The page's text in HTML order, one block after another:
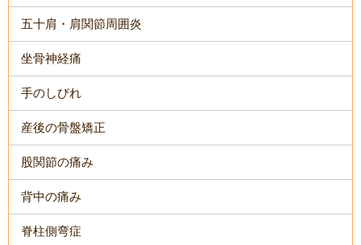
五十肩・肩関節周囲炎
坐骨神経痛
手のしびれ
産後の骨盤矯正
股関節の痛み
背中の痛み
脊柱側弯症